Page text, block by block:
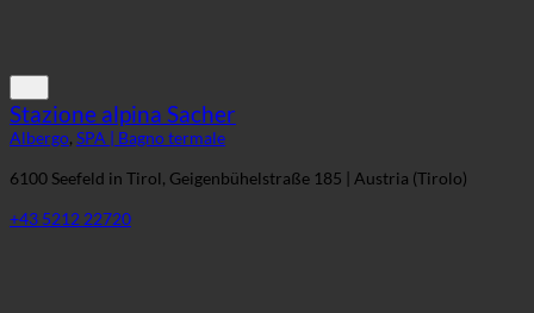
Stazione alpina Sacher
Albergo, SPA | Bagno termale
6100 Seefeld in Tirol, Geigenbühelstraße 185 | Austria (Tirolo)
+43 5212 22720